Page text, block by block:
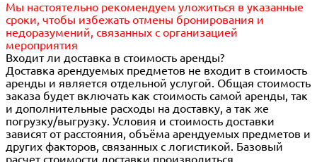
Мы настоятельно рекомендуем уложиться в указанные
сроки, чтобы избежать отмены бронирования и
недоразумений, связанных с организацией
мероприятия
Входит ли доставка в стоимость аренды?
Доставка арендуемых предметов не входит в стоимость
аренды и является отдельной услугой. Общая стоимость
заказа будет включать как стоимость самой аренды, так
и дополнительные расходы на доставку, а так же
погрузку/выгрузку. Условия и стоимость доставки
зависят от расстояния, объёма арендуемых предметов и
других факторов, связанных с логистикой. Базовый
расчет стоимости доставки производиться